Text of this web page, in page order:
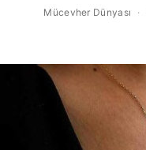
Mücevher Dünyası